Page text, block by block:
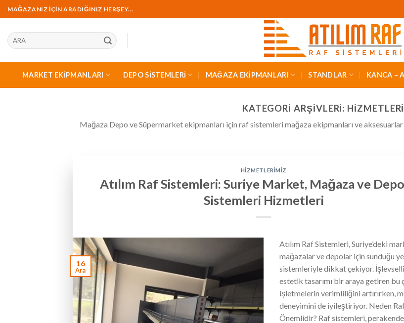
İçeriğe
geç
MAĞAZANIZ İÇİN ARADIĞINIZ HERŞEY...
Ara:
MARKET EKİPMANLARI DEPO SİSTEMLERİ MAĞAZA EKİPMANLARI STANDLAR KANCA –
KATEGORI ARŞIVLERI:
Mağaza Depo ve Süpermarket ekipmanları için raf sistemleri mağaza ekipmanları ve
HIZMETLERIMIZ
Atılım Raf Sistemleri: Suriye Market, Mağaza ve
Sistemleri Hizmetleri
16
Ara
Atılım Raf Sistemleri, Suriye’deki
mağazalar ve depolar için sunduğu
sistemleriyle dikkat çekiyor.
estetik tasarımı bir araya getiren bu
işletmelerin verimliliğini artırırken,
deneyimini de iyileştiriyor. Neden
Önemlidir? Raf sistemleri, perakende